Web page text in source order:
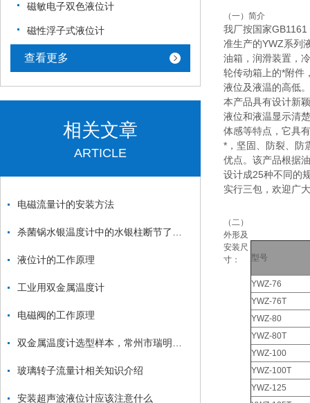
磁敏电子双色液位计
磁性浮子式液位计
查看更多
相关文章
ARTICLE
电磁流量计的安装方法
液位计的工作原理
工业用双金属温度计
电磁阀的工作原理
玻璃转子流量计相关知识介绍
安装超声波液位计应该注意什么
（一）简介
我厂按国家
准生产的YWZ系列
油箱，润滑装置，
轮传动箱上的*附件
液位及液温的高低。
本产品具有设计新
液位和液温显示清
体感等特点，它具
*，坚固、防裂、防
优点。该产品根据
设计成25种不同的
实行三包，欢迎广
（二）
外形及
安装尺
寸：
型号
YWZ-76
YWZ-76T
YWZ-80
YWZ-80T
YWZ-100
YWZ-100T
YWZ-125